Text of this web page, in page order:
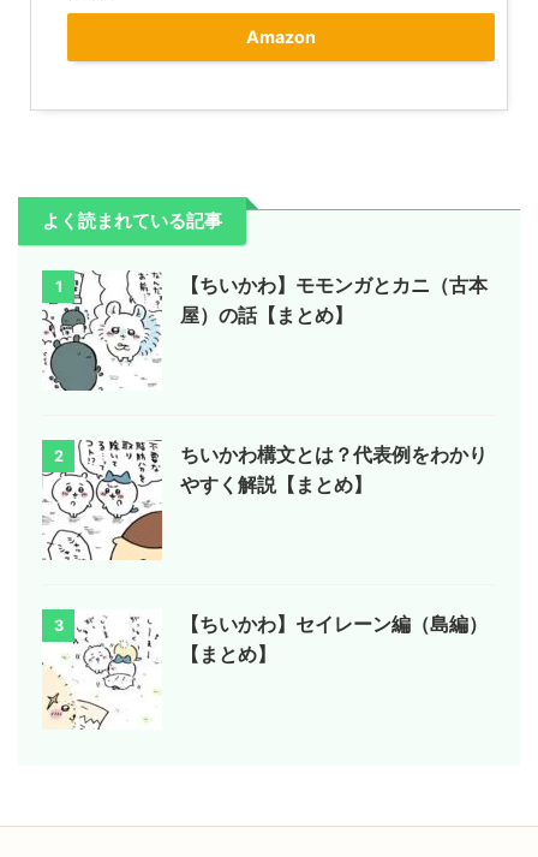
Amazon
よく読まれている記事
1
【ちいかわ】モモンガとカニ（古本
屋）の話【まとめ】
2
ちいかわ構文とは？代表例をわかり
やすく解説【まとめ】
3
【ちいかわ】セイレーン編（島編）
【まとめ】